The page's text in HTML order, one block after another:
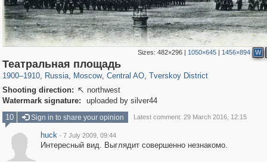
Sizes:482×296 | 1050×645 | 1456×894 W
Театральная площадь
1900–1910, Russia
1,406,294 29,243
, Moscow
319,780 8,286
, Central AO
159,978
, Tverskoy District
Shooting direction:  northwest
Watermark signature:
uploaded by silver44
10
Sign in to share your opinion Latest comment: 29 March 2016, 12:15
huck · 7 July 2009, 09:44
Интересный вид. Выглядит совершенно незнакомо.